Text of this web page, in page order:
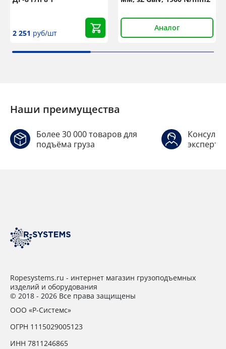
2 251 руб/шт
Аналог
Наши преимущества
Более 30 000 товаров для
подъёма груза
Ropesystems.ru - интернет магазин грузоподъемных
изделий и оборудования
© 2018 - 2026 Все права защищены
ООО «Р-Системс»
ОГРН 1115029005123
ИНН 7811246865